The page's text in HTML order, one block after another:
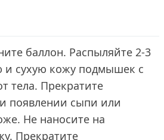
баллон. Распыляйте 2-3
и сухую кожу подмышек с
тела. Прекратите
появлении сыпи или
Не наносите на
Прекратите